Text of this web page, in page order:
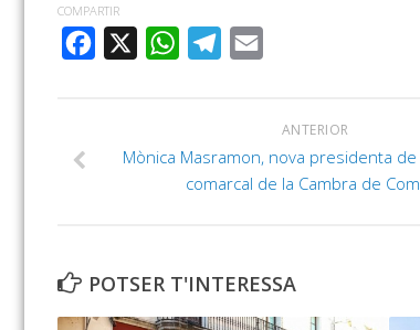
COMPARTIR
FACEBOOK
WHATSAPPTELEGRAM
ANTERIOR
Mònica Masramon, nova presidenta de
comarcal de la Cambra de
POTSER T'INTERESSA